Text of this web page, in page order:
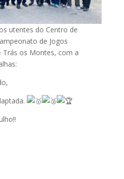
utentes do Centro de
de Jogos
Trás os Montes, com a